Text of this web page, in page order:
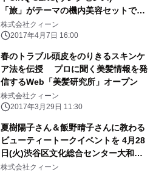
「旅」がテーマの機内美容セットでデ
ビュー
株式会社クィーン
2017年4月7日 16:00
春のトラブル頭皮をのりきるスキンケ
ア法を伝授 プロに聞く美髪情報を発
信するWeb「美髪研究所」オープン
株式会社クィーン
2017年3月29日 11:30
夏樹陽子さん＆飯野晴子さんに教わる
ビューティートークイベントを 4月28
日(火)渋谷区文化総合センター大和田
「GTI祭り」にて開催 ～ シニアにな
株式会社クィーン